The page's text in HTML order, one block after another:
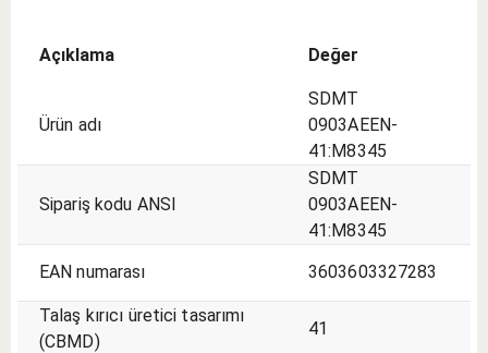
Açıklama Değer
Ürün adı
SDMT
0903AEEN-
41:M8345
Sipariş kodu ANSI
SDMT
0903AEEN-
41:M8345
EAN numarası
3603603327283
Talaş kırıcı üretici tasarımı
(CBMD)
41